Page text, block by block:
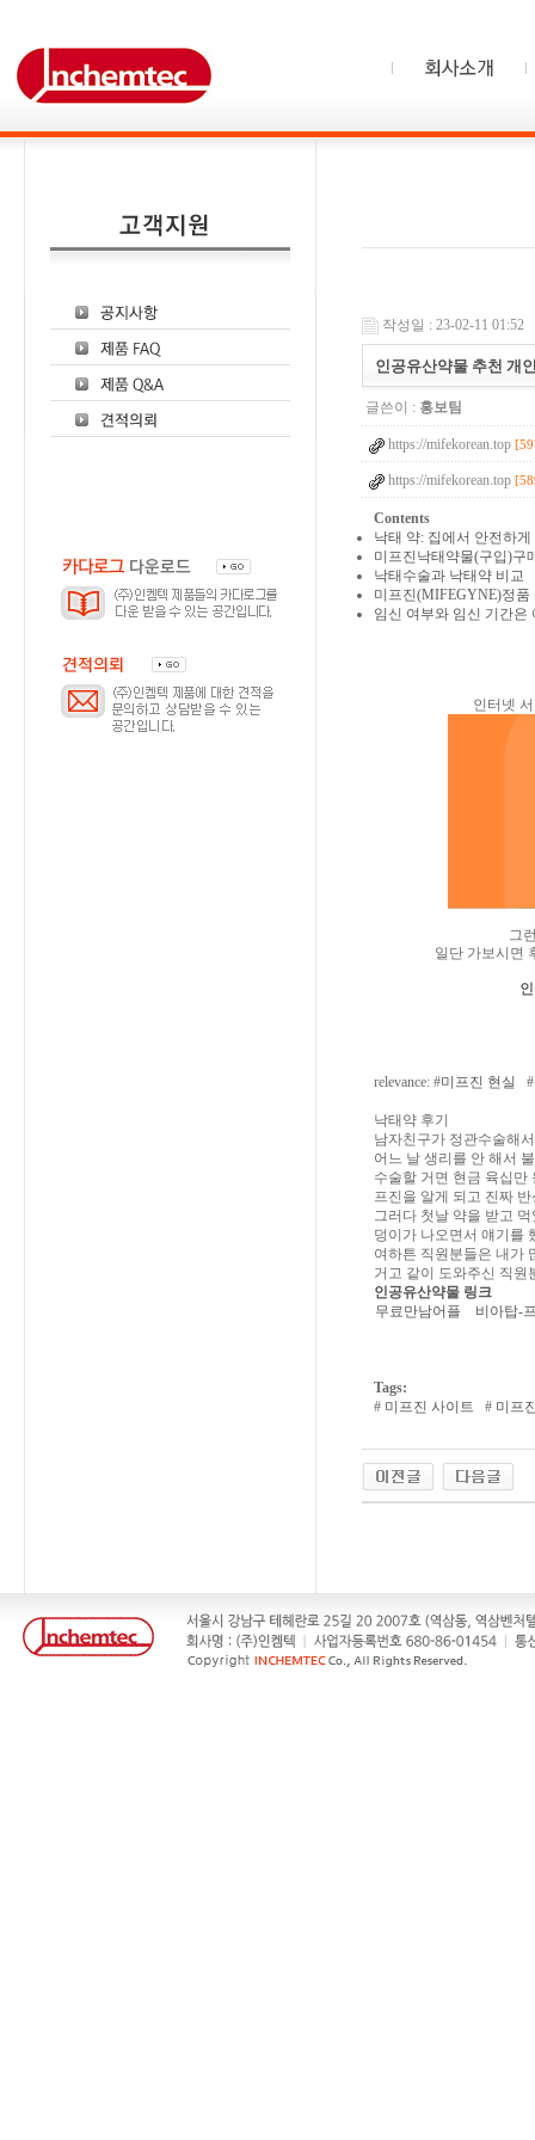
작성일 : 23-02-11 01:52
인공유산약물 추천 개
글쓴이 : 홍보팀
https://mifekorean.top
https://mifekorean.top
Contents
낙태 약: 집에서 안전하
미프진낙태약물(구입)구
낙태수술과 낙태약 비교
미프진(MIFEGYNE)정품
임신 여부와 임신 기간은
인터넷
그
일단 가보시면
relevance: #미프진 현실 #
낙태약 후기
남자친구가 정관수술해
어느 날 생리를 안 해서
수술할 거면 현금 육십만
프진을 알게 되고 진짜
그러다 첫날 약을 받고
덩이가 나오면서 얘기를
여하튼 직원분들은 내가
거고 같이 도와주신 직원
인공유산약물 링크
무료만남어플
비아탑-
Tags:
# 미프진 사이트 # 미프